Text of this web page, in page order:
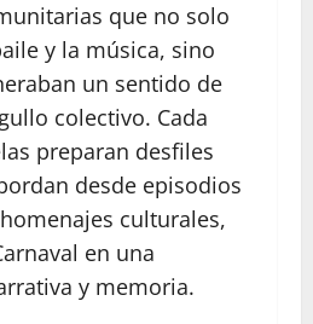
que no solo
y la música, sino
un sentido de
colectivo. Cada
preparan desfiles
desde episodios
culturales,
en una
y memoria.